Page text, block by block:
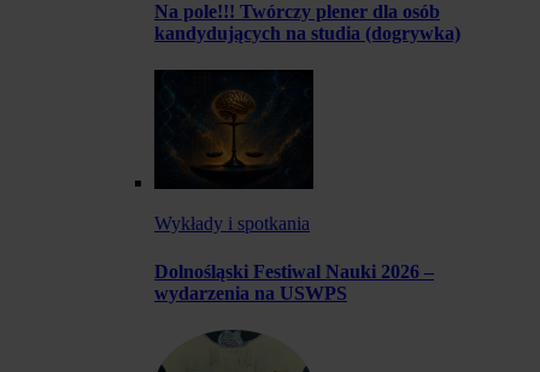
Na pole!!! Twórczy plener dla osób
kandydujących na studia (dogrywka)
Wykłady i spotkania
Dolnośląski Festiwal Nauki 2026 –
wydarzenia na USWPS